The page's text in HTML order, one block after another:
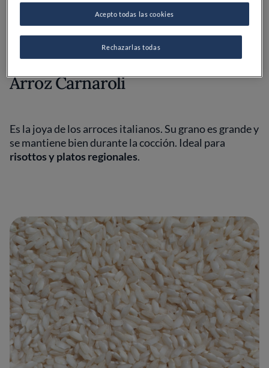
Las variedades de arroz más
comunes en Italia
Arroz Carnaroli
Es la joya de los arroces italianos. Su grano es grande y
se mantiene bien durante la cocción. Ideal para
risottos y platos regionales.
Rechazarlas todas
Acepto todas las cookies